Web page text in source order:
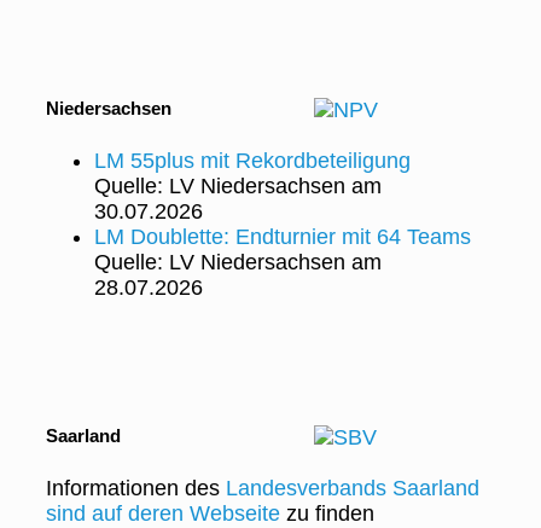
Niedersachsen
LM 55plus mit Rekordbeteiligung
Quelle: LV Niedersachsen am
30.07.2026
LM Doublette: Endturnier mit 64 Teams
Quelle: LV Niedersachsen am
28.07.2026
Saarland
Informationen des Landesverbands Saarland
sind auf deren Webseite zu finden